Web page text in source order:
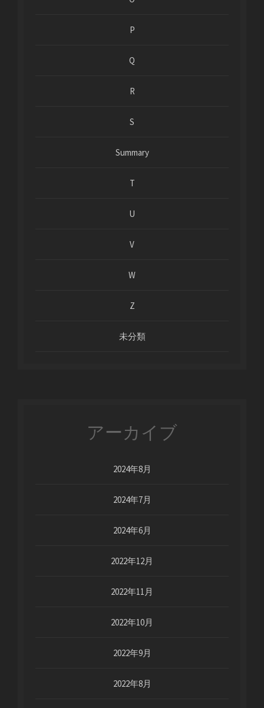
P
Q
R
S
Summary
T
U
V
W
Z
未分類
アーカイブ
2024年8月
2024年7月
2024年6月
2022年12月
2022年11月
2022年10月
2022年9月
2022年8月